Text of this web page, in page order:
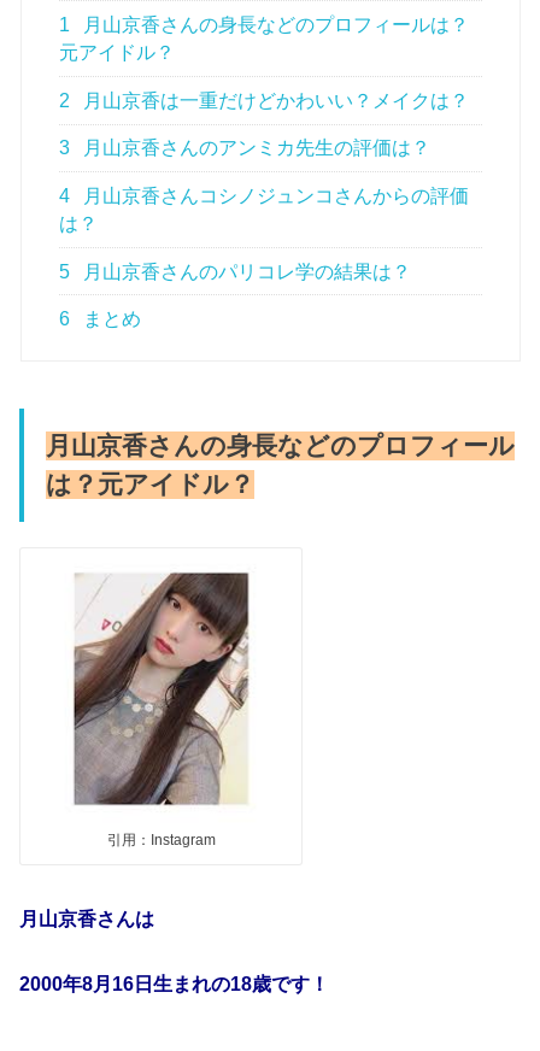
1
月山京香さんの身長などのプロフィールは？
元アイドル？
2 月山京香は一重だけどかわいい？メイクは？
3 月山京香さんのアンミカ先生の評価は？
4
月山京香さんコシノジュンコさんからの評価
は？
5 月山京香さんのパリコレ学の結果は？
6 まとめ
月山京香さんの身長などのプロフィール
は？元アイドル？
引用：Instagram
月山京香さんは
2000年8月 16日生まれの18歳です！